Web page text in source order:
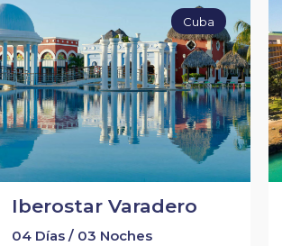
Iberostar Varadero
04 Días / 03 Noches
Cuba